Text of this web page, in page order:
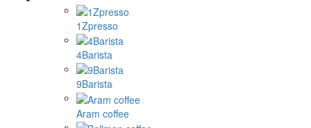
1Zpresso
4Barista
9Barista
Aram coffee